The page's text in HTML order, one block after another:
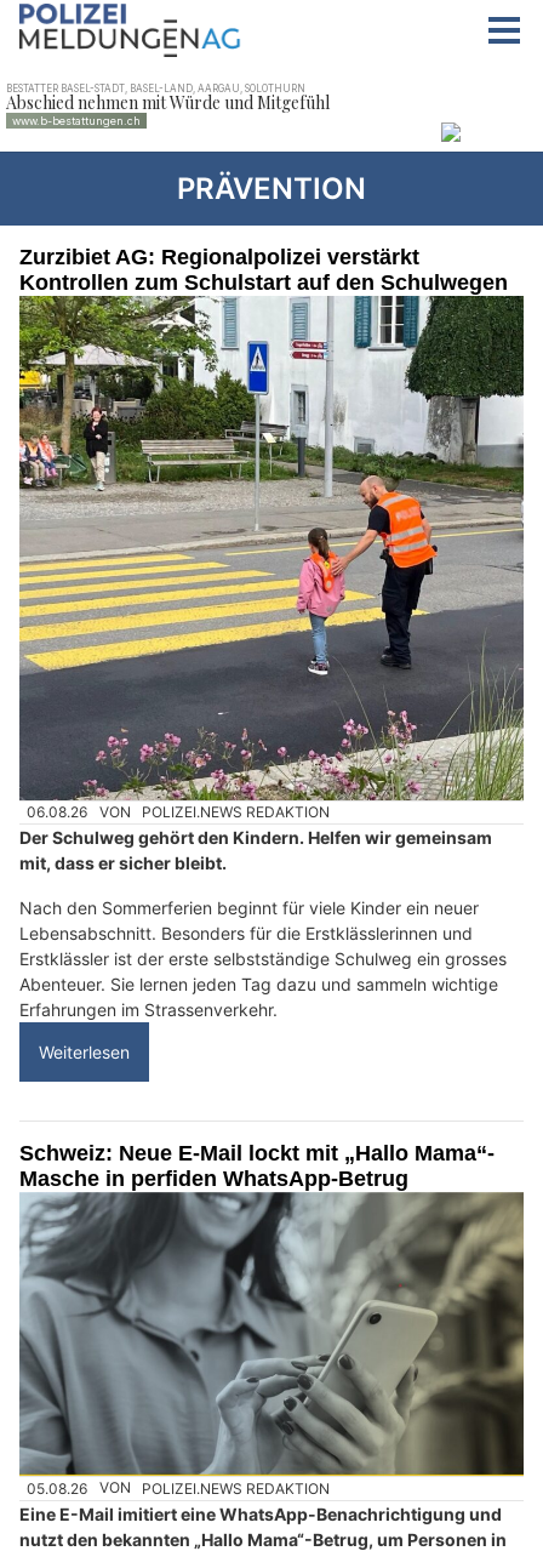
PRÄVENTION
Zurzibiet AG: Regionalpolizei verstärkt
Kontrollen zum Schulstart auf den Schulwegen
06.08.26 VON POLIZEI.NEWS REDAKTION
Der Schulweg gehört den Kindern. Helfen wir gemeinsam
mit, dass er sicher bleibt.
Nach den Sommerferien beginnt für viele Kinder ein neuer
Lebensabschnitt. Besonders für die Erstklässlerinnen und
Erstklässler ist der erste selbstständige Schulweg ein grosses
Abenteuer. Sie lernen jeden Tag dazu und sammeln wichtige
Erfahrungen im Strassenverkehr.
Weiterlesen
Schweiz: Neue E-Mail lockt mit „Hallo Mama“-
Masche in perfiden WhatsApp-Betrug
05.08.26 VON POLIZEI.NEWS REDAKTION
Eine E-Mail imitiert eine WhatsApp-Benachrichtigung und
nutzt den bekannten „Hallo Mama“-Betrug, um Personen in